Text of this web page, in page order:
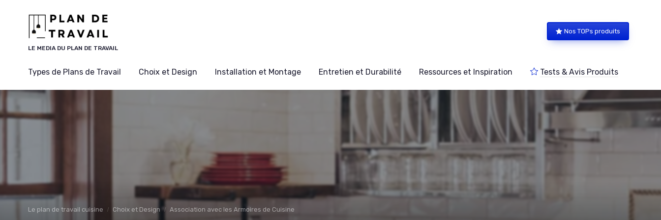
LE MEDIA DU PLAN DE TRAVAIL
Nos TOPs produits
Types de Plans de Travail Choix et Design Installation et Montage Entretien et Durabilité Ressources et Inspiration Tests & Avis Produits
Le plan de travail cuisine Choix et Design Association avec les Armoires de Cuisine